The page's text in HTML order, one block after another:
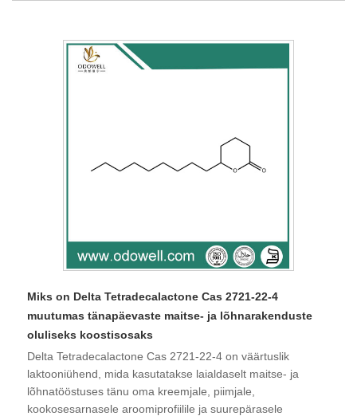
Miks on Delta Tetradecalactone Cas 2721-22-4
muutumas tänapäevaste maitse- ja lõhnarakenduste
oluliseks koostisosaks
Delta Tetradecalactone Cas 2721-22-4 on väärtuslik
laktooniühend, mida kasutatakse laialdaselt maitse- ja
lõhnatööstuses tänu oma kreemjale, piimjale,
kookosesarnasele aroomiprofiilile ja suurepärasele